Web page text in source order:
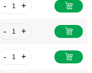
- +
- +
- +